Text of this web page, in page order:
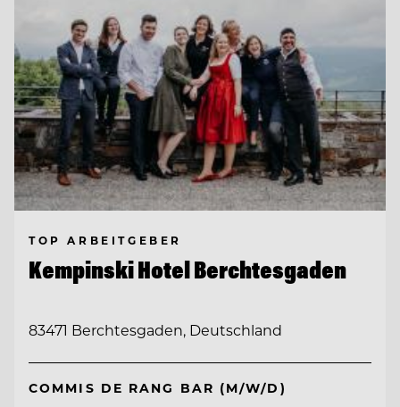
TOP ARBEITGEBER
Kempinski Hotel Berchtesgaden
83471 Berchtesgaden, Deutschland
COMMIS DE RANG BAR (M/W/D)